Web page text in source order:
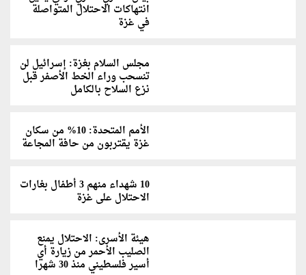
انتهاكات الاحتلال المتواصلة
في غزة
مجلس السلام بغزة: إسرائيل لن
تنسحب وراء الخط الأصفر قبل
نزع السلاح بالكامل
الأمم المتحدة: 10% من سكان
غزة يقتربون من حافة المجاعة
10 شهداء منهم 3 أطفال بغارات
الاحتلال على غزة
هيئة الأسرى: الاحتلال يمنع
الصليب الأحمر من زيارة أي
أسير فلسطيني منذ 30 شهرا